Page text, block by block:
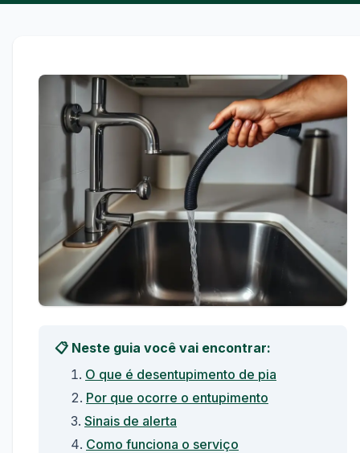
📋 Neste guia você vai encontrar:
O que é desentupimento de pia
Por que ocorre o entupimento
Sinais de alerta
Como funciona o serviço